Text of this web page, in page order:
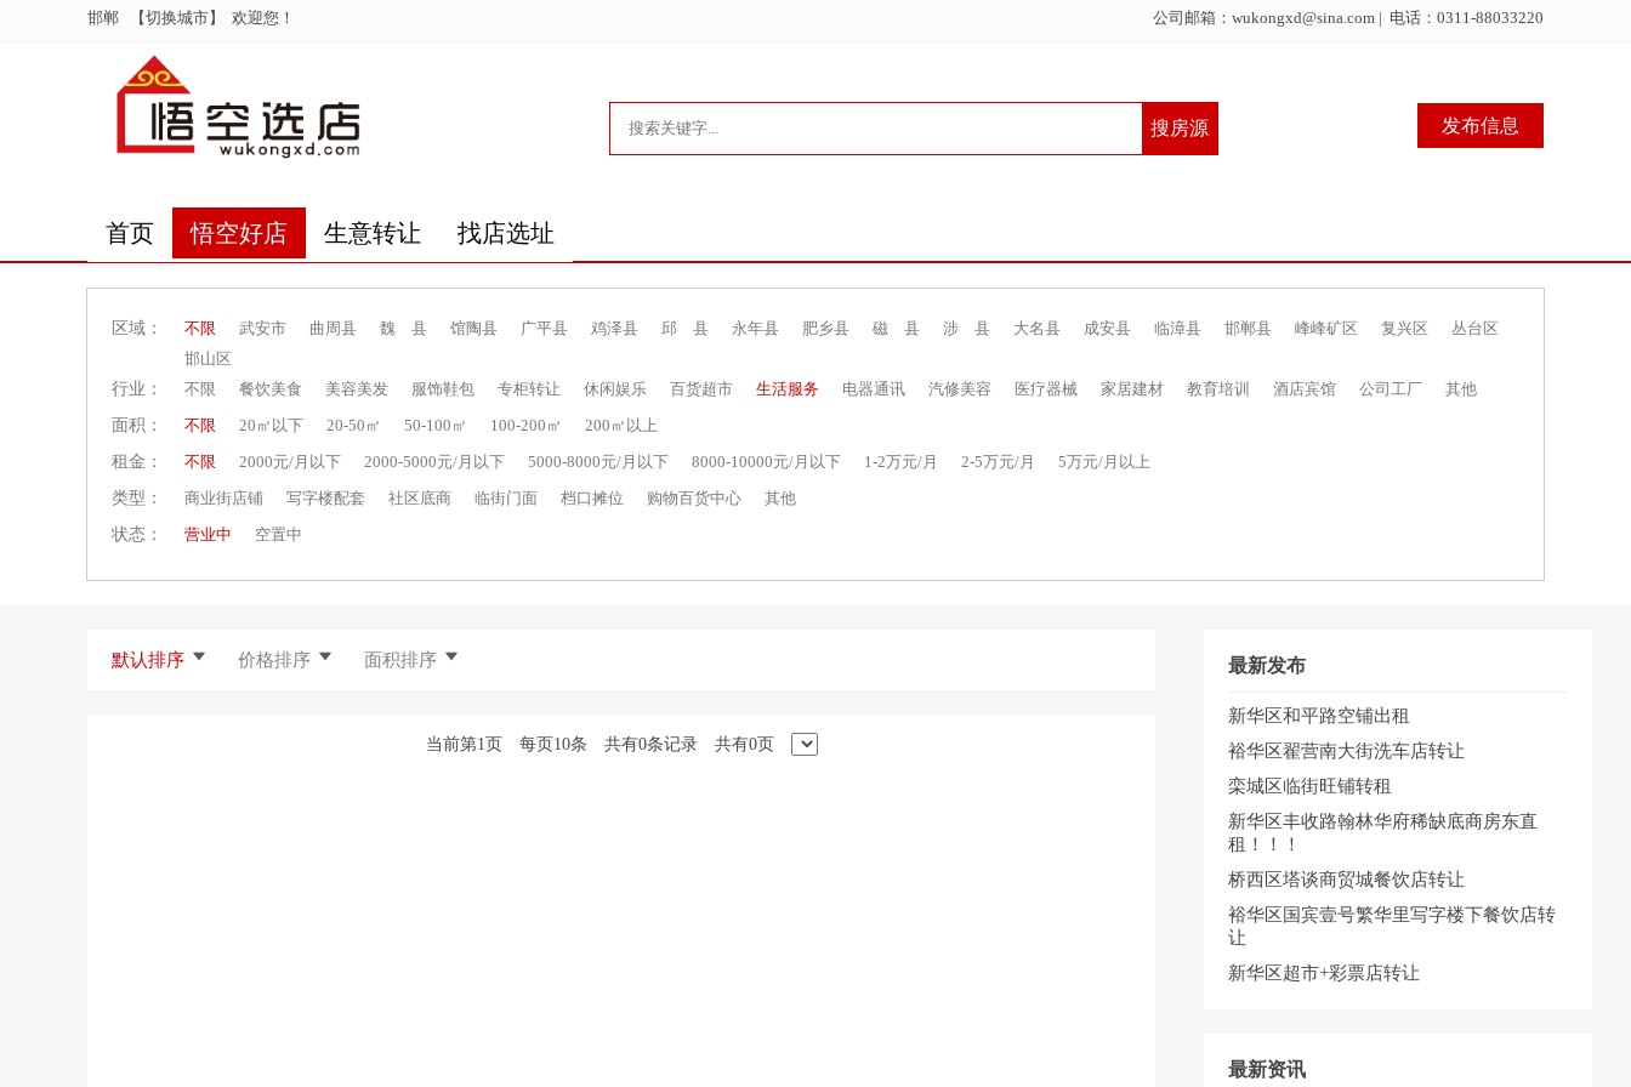
邯郸 【切换城市】 欢迎您！ 公司邮箱：wukongxd@sina.com | 电话：0311-88033220
发布信息
首页 悟空好店 生意转让 找店选址
区域： 不限 武安市 曲周县 魏 县 馆陶县 广平县 鸡泽县 邱 县 永年县 肥乡县 磁 县 涉 县 大名县 成安县 临漳县 邯郸县 峰峰矿区 复兴区
丛台区
邯山区
行业：
不限 餐饮美食 美容美发 服饰鞋包 专柜转让 休闲娱乐 百货超市 生活服务 电器通讯 汽修美容 医疗器械 家居建材 教育培训 酒店宾馆 公司工厂
其他
面积：
不限 20㎡以下 20-50㎡ 50-100㎡ 100-200㎡
200㎡以上
租金：
不限 2000元/月以下 2000-5000元/月以下 5000-8000元/月以下 8000-10000元/月以下 1-2万元/月 2-5万元/月
5万元/月以上
类型：
商业街店铺 写字楼配套 社区底商 临街门面 档口摊位 购物百货中心
其他
状态：
营业中 空置中
默认排序 价格排序 面积排序
当前第1页 每页10条 共有0条记录 共有0页
最新发布
新华区和平路空铺出租
裕华区翟营南大街洗车店转让
栾城区临街旺铺转租
新华区丰收路翰林华府稀缺底商房东直
租！！！
桥西区塔谈商贸城餐饮店转让
裕华区国宾壹号繁华里写字楼下餐饮店转
让
新华区超市+彩票店转让
最新资讯